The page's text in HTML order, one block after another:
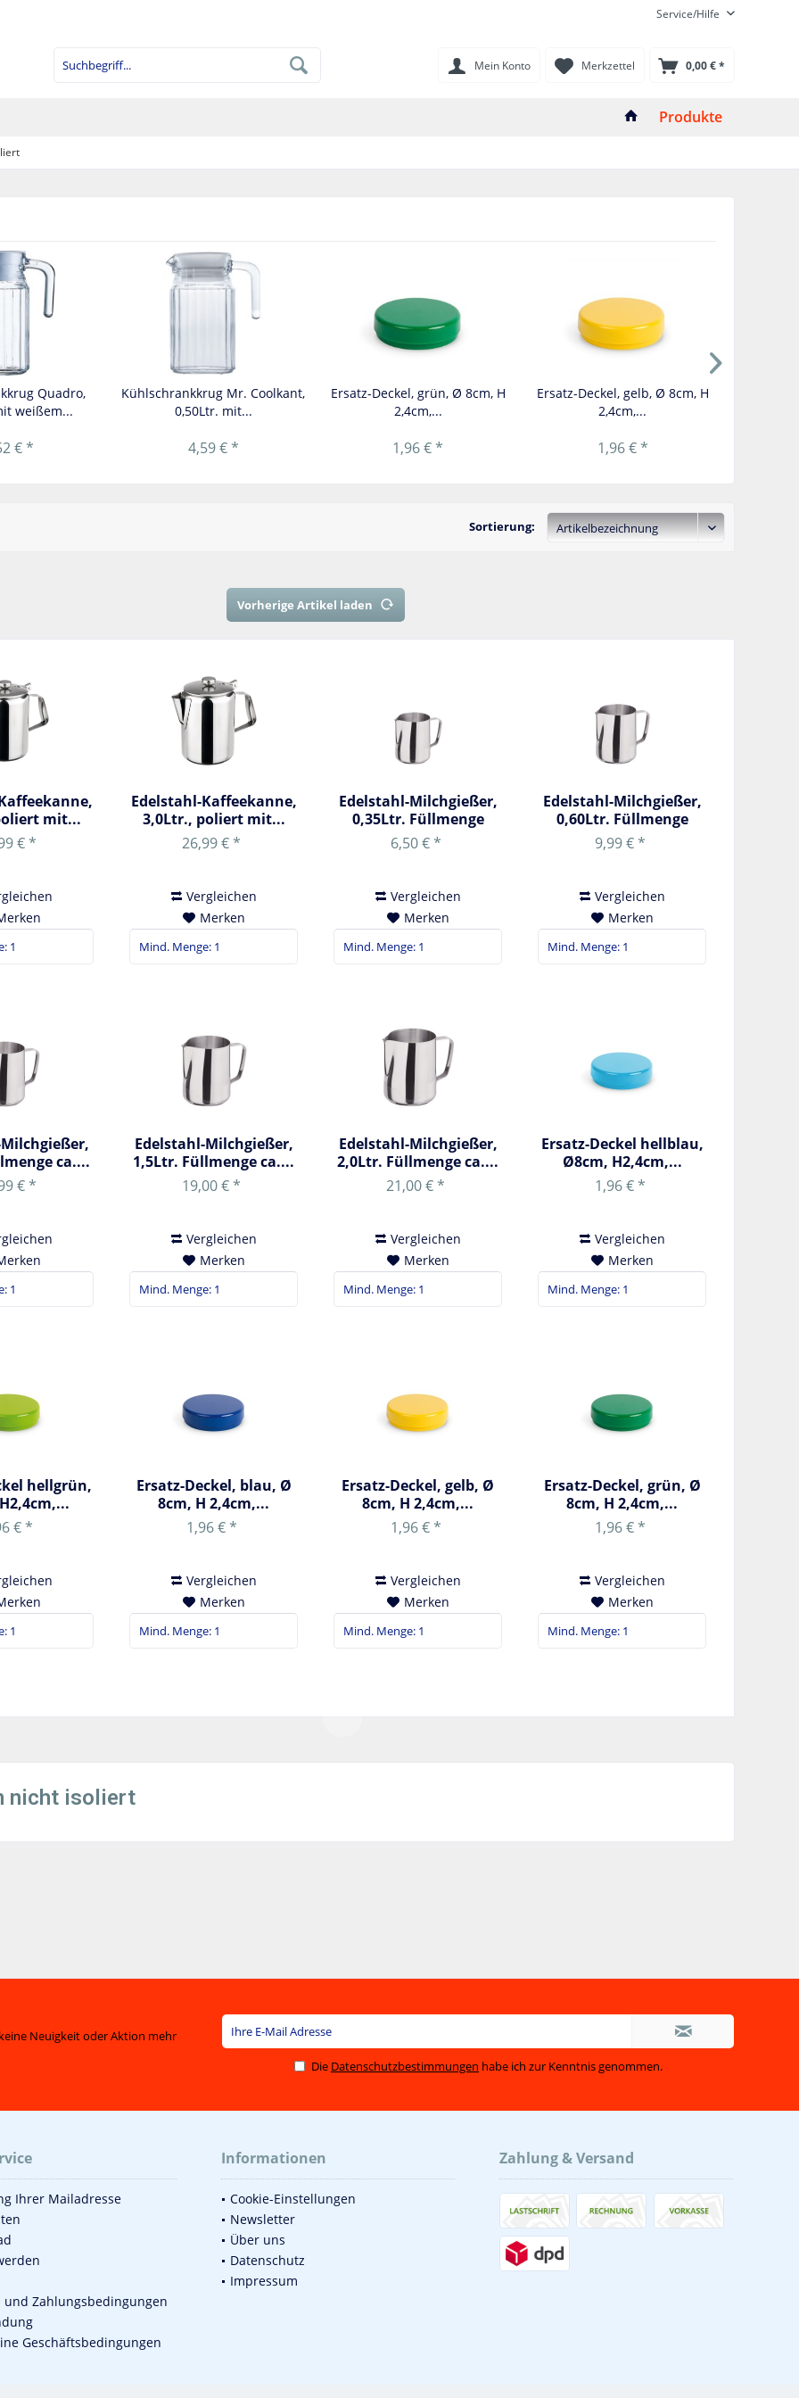
Service/Hilfe
0,00 € *
Merkzettel
Mein Konto
Produkte
Quadro,
weißem...
€ *
Kühlschrankkrug Mr. Coolkant,
0,50Ltr. mit...
4,59 € *
Ersatz-Deckel, grün, Ø 8cm, H
2,4cm,...
1,96 € *
Ersatz-Deckel, gelb, Ø 8cm, H
2,4cm,...
1,96 € *
Sortierung:
Vorherige Artikel laden
mit...
€ *
Edelstahl-Kaffeekanne,
3,0Ltr., poliert mit...
26,99 € *
Vergleichen
Merken
Edelstahl-Milchgießer,
0,35Ltr. Füllmenge
ca....
6,50 € *
Vergleichen
Merken
Edelstahl-Milchgießer,
0,60Ltr. Füllmenge
ca....
9,99 € *
Vergleichen
Merken
ca....
€ *
Edelstahl-Milchgießer,
1,5Ltr. Füllmenge ca....
19,00 € *
Vergleichen
Merken
Edelstahl-Milchgießer,
2,0Ltr. Füllmenge ca....
21,00 € *
Vergleichen
Merken
Ersatz-Deckel hellblau,
Ø8cm, H2,4cm,...
1,96 € *
Vergleichen
Merken
hellgrün,
€ *
Ersatz-Deckel, blau, Ø
8cm, H 2,4cm,...
1,96 € *
Vergleichen
Merken
Ersatz-Deckel, gelb, Ø
8cm, H 2,4cm,...
1,96 € *
Vergleichen
Merken
Ersatz-Deckel, grün, Ø
8cm, H 2,4cm,...
1,96 € *
Vergleichen
Merken
nicht isoliert
Neuigkeit oder Aktion mehr
Die Datenschutzbestimmungen habe ich zur Kenntnis genommen.
Ihrer Mailadresse
und Zahlungsbedingungen
Geschäftsbedingungen
Informationen
Cookie-Einstellungen
Newsletter
Über uns
Datenschutz
Impressum
Zahlung & Versand